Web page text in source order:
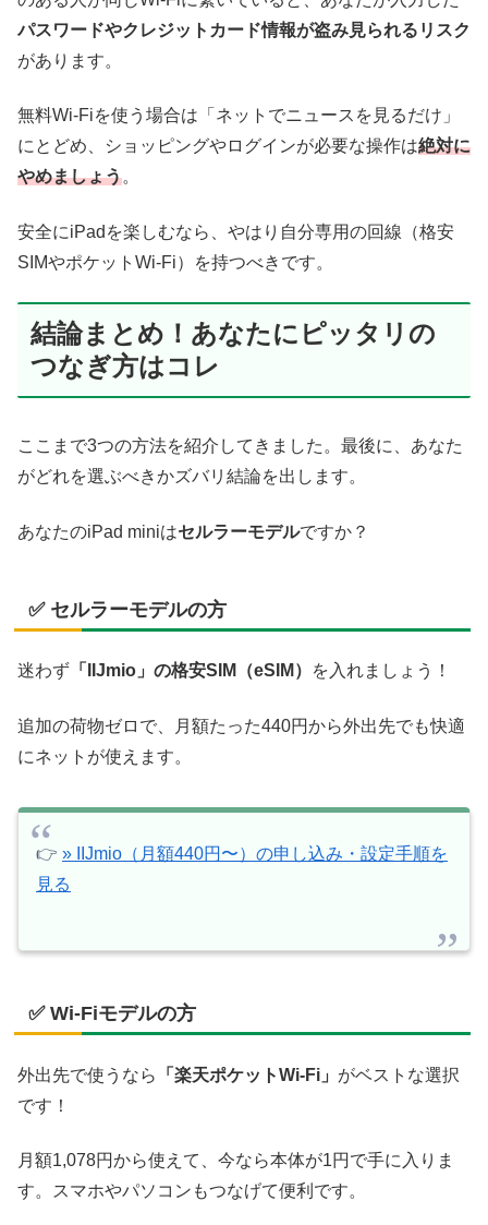
パスワードやクレジットカード情報が盗み見られるリスク
があります。
無料Wi-Fiを使う場合は「ネットでニュースを見るだけ」
にとどめ、ショッピングやログインが必要な操作は絶対に
やめましょう。
安全にiPadを楽しむなら、やはり自分専用の回線（格安
SIMやポケットWi-Fi）を持つべきです。
結論まとめ！あなたにピッタリの
つなぎ方はコレ
ここまで3つの方法を紹介してきました。最後に、あなた
がどれを選ぶべきかズバリ結論を出します。
あなたのiPad miniはセルラーモデルですか？
✅ セルラーモデルの方
迷わず 「IIJmio」の格安SIM（eSIM） を入れましょう！
追加の荷物ゼロで、月額たった440円から外出先でも快適
にネットが使えます。
👉 » IIJmio（月額440円〜）の申し込み・設定手順を
見る
✅ Wi-Fiモデルの方
外出先で使うなら 「楽天ポケットWi-Fi」 がベストな選択
です！
月額1,078円から使えて、今なら本体が1円で手に入りま
す。スマホやパソコンもつなげて便利です。